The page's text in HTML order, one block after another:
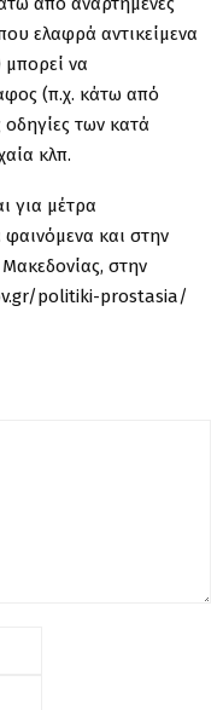
ελαφρά αντικείμενα
μπορεί να
(π.χ. κάτω από
των κατά
κλπ.
για μέτρα
και στην
στην
politiki-prostasia/